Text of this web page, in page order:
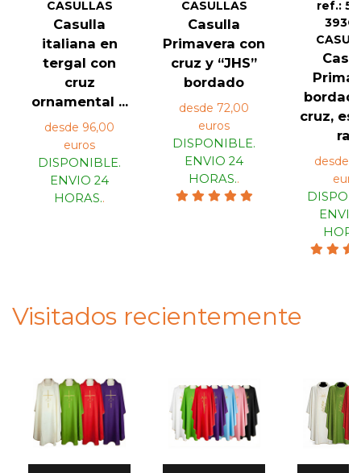
CASULLAS
Casulla
italiana en
tergal con
cruz
ornamental ...
desde 96,00
euros
DISPONIBLE.
ENVIO 24
HORAS..
CASULLAS
Casulla
Primavera con
cruz y “JHS”
bordado
desde 72,00
euros
DISPONIBLE.
ENVIO 24
HORAS..
ref.:
cruz,
ra...
desde
Visitados recientemente